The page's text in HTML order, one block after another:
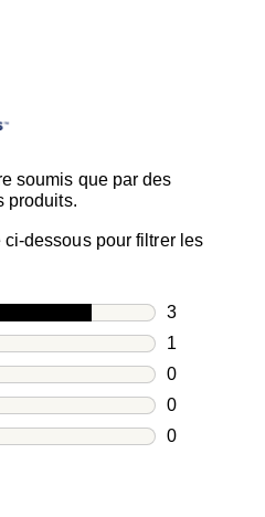
soumis que par des
produits.
dessous pour filtrer les
3
3 avis avec
1
1 avis avec
0
0 avis avec
0
0 avis avec
0